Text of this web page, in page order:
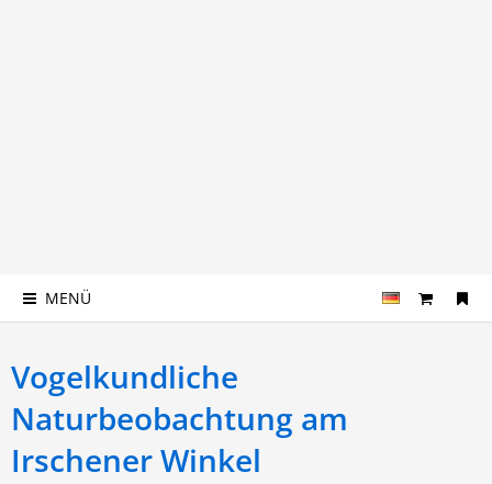
MENÜ
Vogelkundliche
Naturbeobachtung am
Irschener Winkel